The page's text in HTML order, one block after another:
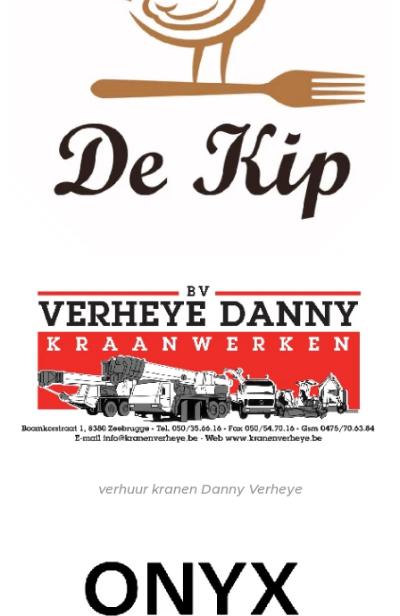
verhuur kranen Danny Verheye